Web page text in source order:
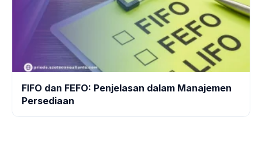
FIFO dan FEFO: Penjelasan dalam Manajemen
Persediaan